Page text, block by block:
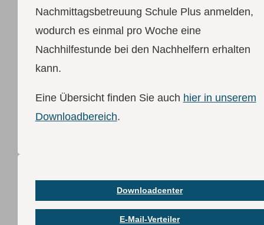
Nachmittagsbetreuung Schule Plus anmelden,
wodurch es einmal pro Woche eine
Nachhilfestunde bei den Nachhelfern erhalten
kann.
Eine Übersicht finden Sie auch hier in unserem
Downloadbereich.
Downloadcenter
E-Mail-Verteiler